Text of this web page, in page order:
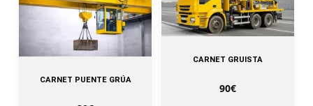
CARNET PUENTE GRÚA
CARNET GRUISTA
90€